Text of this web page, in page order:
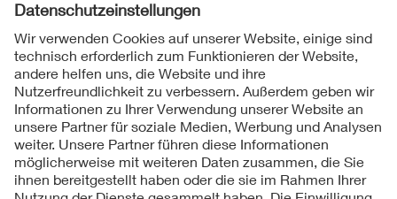
und erhalten dann individuell zusammengestellte
Informationen.
Newsletter Blitzschutz bestellen
Direkter Link:www.vde.com/blitzschutz-partner
www.vde.com/blitzschutz-links